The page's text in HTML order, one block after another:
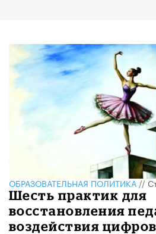
ОБРАЗОВАТЕЛЬНАЯ ПОЛИТИКА//
Шесть практик для
восстановления
воздействия